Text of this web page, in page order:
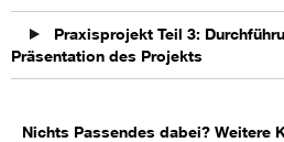
Praxisprojekt Teil 3:
Präsentation des Projekts
Nichts Passendes dabei? Weitere